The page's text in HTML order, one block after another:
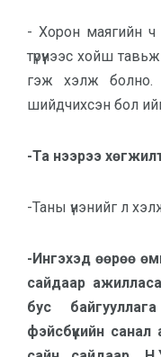
- Хорон маягийн
түрүүнээс хойш
гэж хэлж болно.
шийдчихсэн бол ийм
-Та нээрээ
-Таны үнэнийг л
-Ингэхэд өөрөө
сайдаар
бус
фэйсбүүкийн